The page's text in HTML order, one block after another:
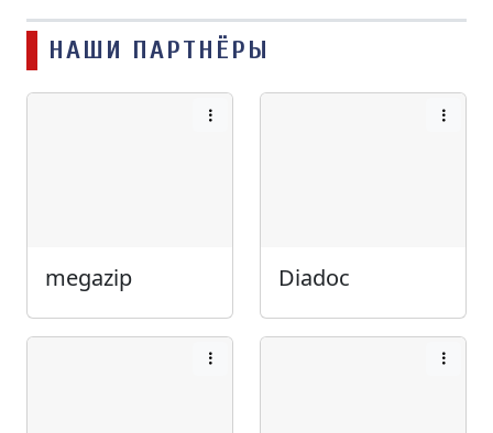
НАШИ ПАРТНЁРЫ
megazip Diadoc